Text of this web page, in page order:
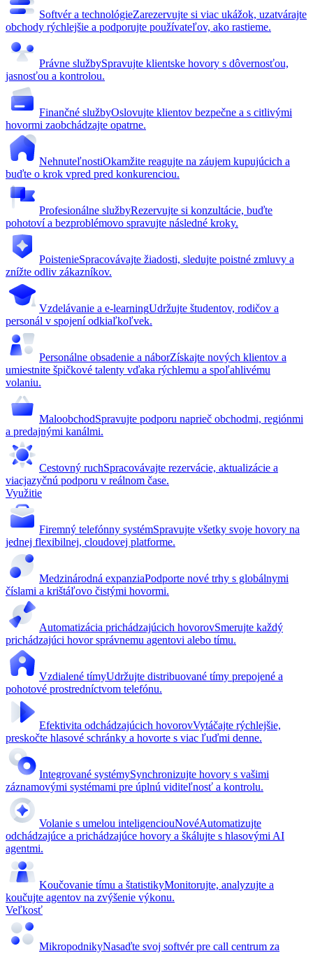
Softvér a technológieZarezervujte si viac ukážok, uzatvárajte
obchody rýchlejšie a podporujte používateľov, ako rastieme.
Právne službySpravujte klientske hovory s dôvernosťou,
jasnosťou a kontrolou.
Finančné službyOslovujte klientov bezpečne a s citlivými
hovormi zaobchádzajte opatrne.
NehnuteľnostiOkamžite reagujte na záujem kupujúcich a
buďte o krok vpred pred konkurenciou.
Profesionálne službyRezervujte si konzultácie, buďte
pohotoví a bezproblémovo spravujte následné kroky.
PoistenieSpracovávajte žiadosti, sledujte poistné zmluvy a
znížte odliv zákazníkov.
Vzdelávanie a e-learningUdržujte študentov, rodičov a
personál v spojení odkiaľkoľvek.
Personálne obsadenie a náborZískajte nových klientov a
umiestnite špičkové talenty vďaka rýchlemu a spoľahlivému
volaniu.
MaloobchodSpravujte podporu naprieč obchodmi, regiónmi
a predajnými kanálmi.
Cestovný ruchSpracovávajte rezervácie, aktualizácie a
viacjazyčnú podporu v reálnom čase.
Využitie
Firemný telefónny systémSpravujte všetky svoje hovory na
jednej flexibilnej, cloudovej platforme.
Medzinárodná expanziaPodporte nové trhy s globálnymi
číslami a krištáľovo čistými hovormi.
Automatizácia prichádzajúcich hovorovSmerujte každý
prichádzajúci hovor správnemu agentovi alebo tímu.
Vzdialené tímyUdržujte distribuované tímy prepojené a
pohotové prostredníctvom telefónu.
Efektivita odchádzajúcich hovorovVytáčajte rýchlejšie,
preskočte hlasové schránky a hovorte s viac ľuďmi denne.
Integrované systémySynchronizujte hovory s vašimi
záznamovými systémami pre úplnú viditeľnosť a kontrolu.
Volanie s umelou inteligenciouNovéAutomatizujte
odchádzajúce a prichádzajúce hovory a škálujte s hlasovými AI
agentmi.
Koučovanie tímu a štatistikyMonitorujte, analyzujte a
koučujte agentov na zvýšenie výkonu.
Veľkosť
MikropodnikyNasaďte svoj softvér pre call centrum za